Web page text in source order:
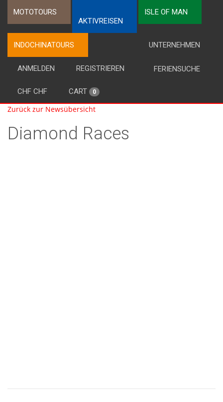
MOTOTOURS
AKTIVREISEN
ISLE OF MAN
INDOCHINATOURS UNTERNEHMEN
FERIENSUCHE
ANMELDEN REGISTRIEREN
CHF CHF CART 0
Zurück zur Newsübersicht
Diamond Races